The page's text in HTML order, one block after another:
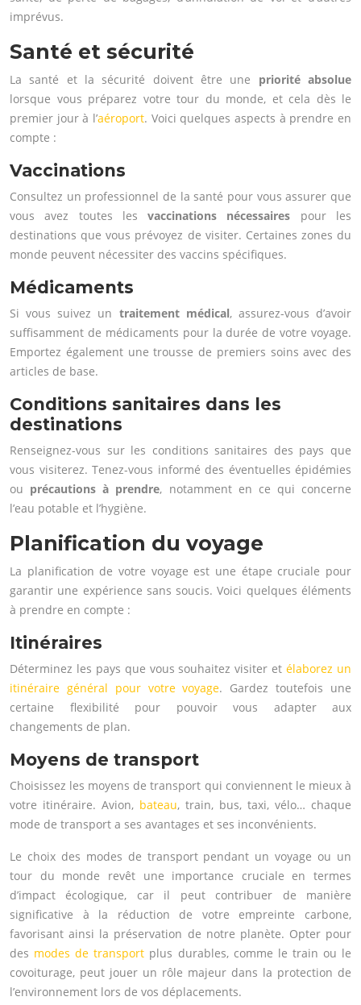
imprévus.
Santé et sécurité
La santé et la sécurité doivent être une priorité absolue
lorsque vous préparez votre tour du monde, et cela dès le
premier jour à l’aéroport. Voici quelques aspects à prendre en
compte :
Vaccinations
Consultez un professionnel de la santé pour vous assurer que
vous avez toutes lesvaccinations nécessaires pour les
destinations que vous prévoyez de visiter. Certaines zones du
monde peuvent nécessiter des vaccins spécifiques.
Médicaments
Si vous suivez un traitement médical, assurez-vous d’avoir
suffisamment de médicaments pour la durée de votre voyage.
Emportez également une trousse de premiers soins avec des
articles de base.
Conditions sanitaires dans les
destinations
Renseignez-vous sur les conditions sanitaires des pays que
vous visiterez. Tenez-vous informé des éventuelles épidémies
ou précautions à prendre, notamment en ce qui concerne
l’eau potable et l’hygiène.
Planification du voyage
La planification de votre voyage est une étape cruciale pour
garantir une expérience sans soucis. Voici quelques éléments
à prendre en compte :
Itinéraires
Déterminez les pays que vous souhaitez visiter etélaborez un
itinéraire général pour votre voyage. Gardez toutefois une
certaine flexibilité pour pouvoir vous adapter aux
changements de plan.
Moyens de transport
Choisissez les moyens de transport qui conviennent le mieux à
votre itinéraire. Avion, bateau, train, bus, taxi, vélo… chaque
mode de transport a ses avantages et ses inconvénients.
Le choix des modes de transport pendant un voyage ou un
tour du monde revêt une importance cruciale en termes
d’impact écologique, car il peut contribuer de manière
significative à la réduction de votre empreinte carbone,
favorisant ainsi la préservation de notre planète. Opter pour
des modes de transport plus durables, comme le train ou le
covoiturage, peut jouer un rôle majeur dans la protection de
l’environnement lors de vos déplacements.